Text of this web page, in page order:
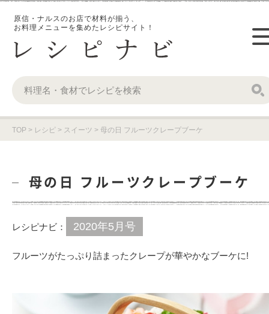
原信・ナルスのお店で材料が揃う、
お料理メニューを集めたレシピサイト！
TOP > レシピ > スイーツ > 母の日 フルーツクレープブーケ
母の日 フルーツクレープブーケ
レシピナビ： 2020年5月号
フルーツがたっぷり詰まったクレープが華やかなブーケに!